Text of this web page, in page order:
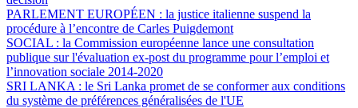
PARLEMENT EUROPÉEN : la justice italienne suspend la
procédure à l’encontre de Carles Puigdemont
SOCIAL : la Commission européenne lance une consultation
publique sur l'évaluation ex-post du programme pour l’emploi et
l’innovation sociale 2014-2020
SRI LANKA : le Sri Lanka promet de se conformer aux conditions
du système de préférences généralisées de l'UE